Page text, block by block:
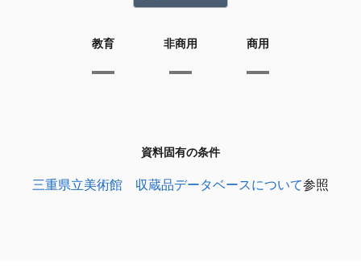
教育 非商用 商用
資料固有の条件
三重県立美術館 収蔵品データベースについて参照